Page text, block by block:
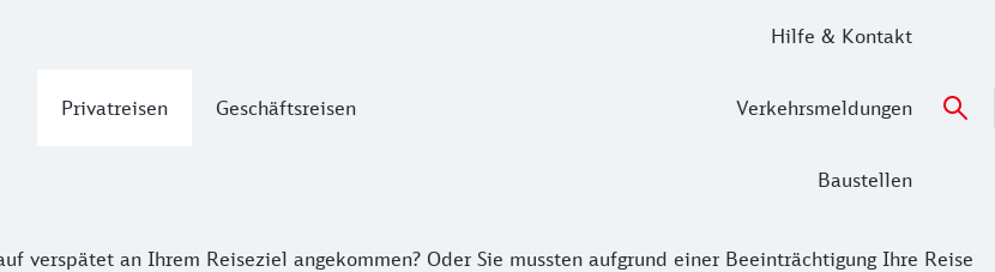
Privatreisen Geschäftsreisen
Hilfe & Kontakt
Verkehrsmeldungen
Baustellen
verspätet an Ihrem Reiseziel angekommen? Oder Sie mussten aufgrund einer Beeinträchtigung Ihre Reise